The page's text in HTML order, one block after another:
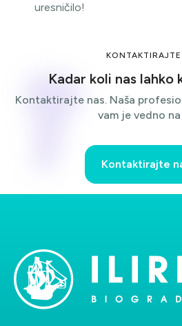
uresničilo!
Kadar koli nas
Kontaktirajte nas. Naša
vam je vedno
Kontaktirajte
Priimek